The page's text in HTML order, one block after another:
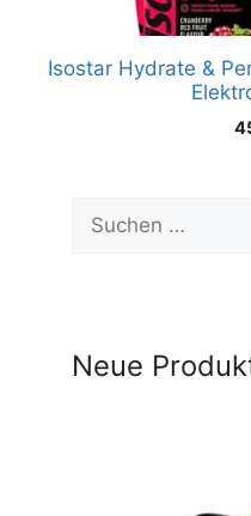
Isostar Hydrate &
Suchen
nach:
Neue